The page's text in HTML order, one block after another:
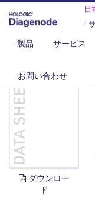
日
/
製品 サービス
お問い合わせ
DIAGENODE.COM
ダウンロー
ド